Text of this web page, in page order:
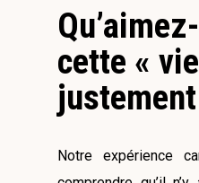
cette «
Notre expérience